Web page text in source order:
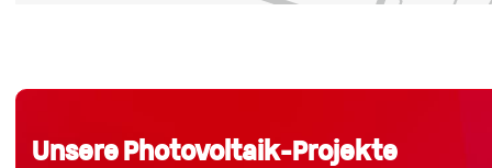
Unsere Photovoltaik-Projekte